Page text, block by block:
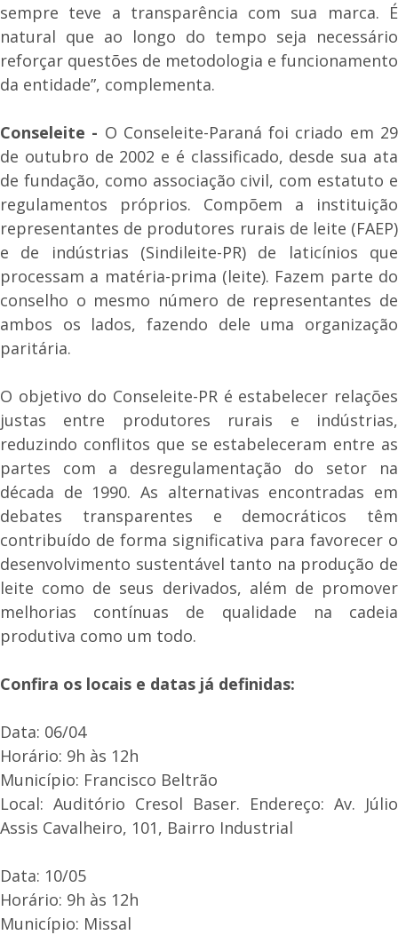
sempre teve a transparência com sua marca. É
natural que ao longo do tempo seja necessário
reforçar questões de metodologia e funcionamento
da entidade”, complementa.
Conseleite - O Conseleite-Paraná foi criado em 29
de outubro de 2002 e é classificado, desde sua ata
de fundação, como associação civil, com estatuto e
regulamentos próprios. Compõem a instituição
representantes de produtores rurais de leite (FAEP)
e de indústrias (Sindileite-PR) de laticínios que
processam a matéria-prima (leite). Fazem parte do
conselho o mesmo número de representantes de
ambos os lados, fazendo dele uma organização
paritária.
O objetivo do Conseleite-PR é estabelecer relações
justas entre produtores rurais e indústrias,
reduzindo conflitos que se estabeleceram entre as
partes com a desregulamentação do setor na
década de 1990. As alternativas encontradas em
debates transparentes e democráticos têm
contribuído de forma significativa para favorecer o
desenvolvimento sustentável tanto na produção de
leite como de seus derivados, além de promover
melhorias contínuas de qualidade na cadeia
produtiva como um todo.
Confira os locais e datas já definidas:
Data: 06/04
Horário: 9h às 12h
Município: Francisco Beltrão
Local: Auditório Cresol Baser. Endereço: Av. Júlio
Assis Cavalheiro, 101, Bairro Industrial
Data: 10/05
Horário: 9h às 12h
Município: Missal